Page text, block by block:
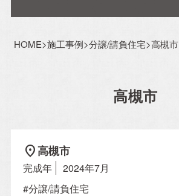
注文住宅ーSIMPLE NOTEー
売買/仲介
Property Information
分譲住宅
HOME>施工事例>分譲/請負住宅>高槻市
高槻市
location_on高槻市
完成年
2024年7月
#分譲/請負住宅